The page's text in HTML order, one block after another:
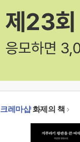
크레마샵화제의 책